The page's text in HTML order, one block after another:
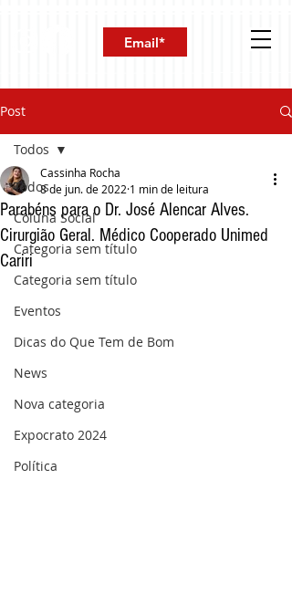
Post
Todos
Coluna Social
Categoria sem título
Categoria sem título
Eventos
Dicas do Que Tem de Bom
News
Nova categoria
Expocrato 2024
Política
Todos
Parabéns para o Dr. José Alencar Alves.
Cirurgião Geral. Médico Cooperado Unimed
Cariri
Cassinha Rocha
8 de jun. de 2022 1 min de leitura